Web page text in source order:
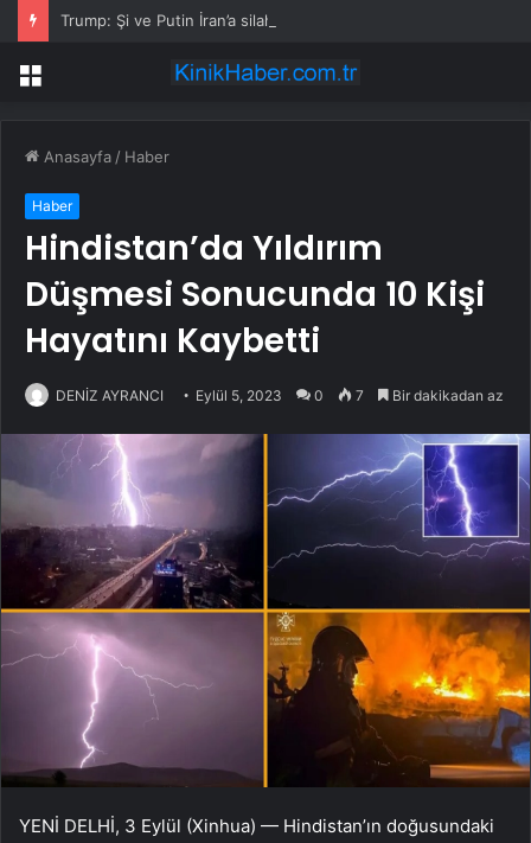
Trump: Şi ve Putin İran’a silah satmayacaklarını söyledi
Menü
Anasayfa / Haber
Haber
Hindistan’da Yıldırım
Düşmesi Sonucunda 10 Kişi
Hayatını Kaybetti
DENİZ AYRANCI Eylül 5, 2023 0 7 Bir dakikadan az
YENİ DELHİ, 3 Eylül (Xinhua) — Hindistan’ın doğusundaki